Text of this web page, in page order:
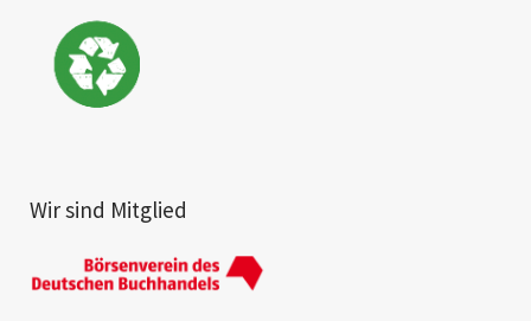
Wir sind Mitglied